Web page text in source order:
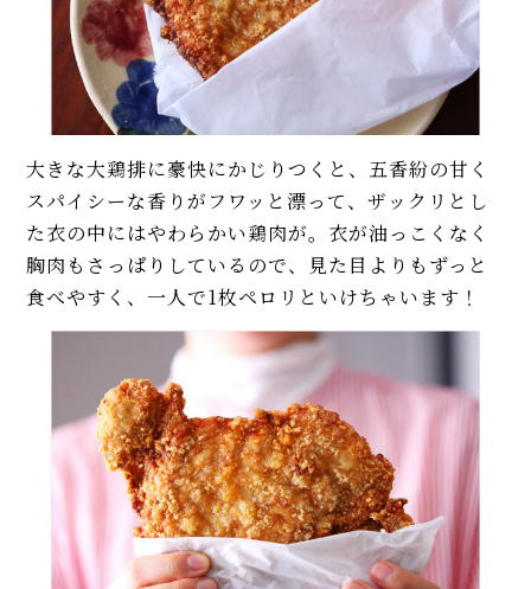
大きな大鶏排に豪快にかじりつくと、五香紛の甘く
スパイシーな香りがフワッと漂って、ザックリとし
た衣の中にはやわらかい鶏肉が。衣が油っこくなく
胸肉もさっぱりしているので、見た目よりもずっと
食べやすく、一人で1枚ペロリといけちゃいます！